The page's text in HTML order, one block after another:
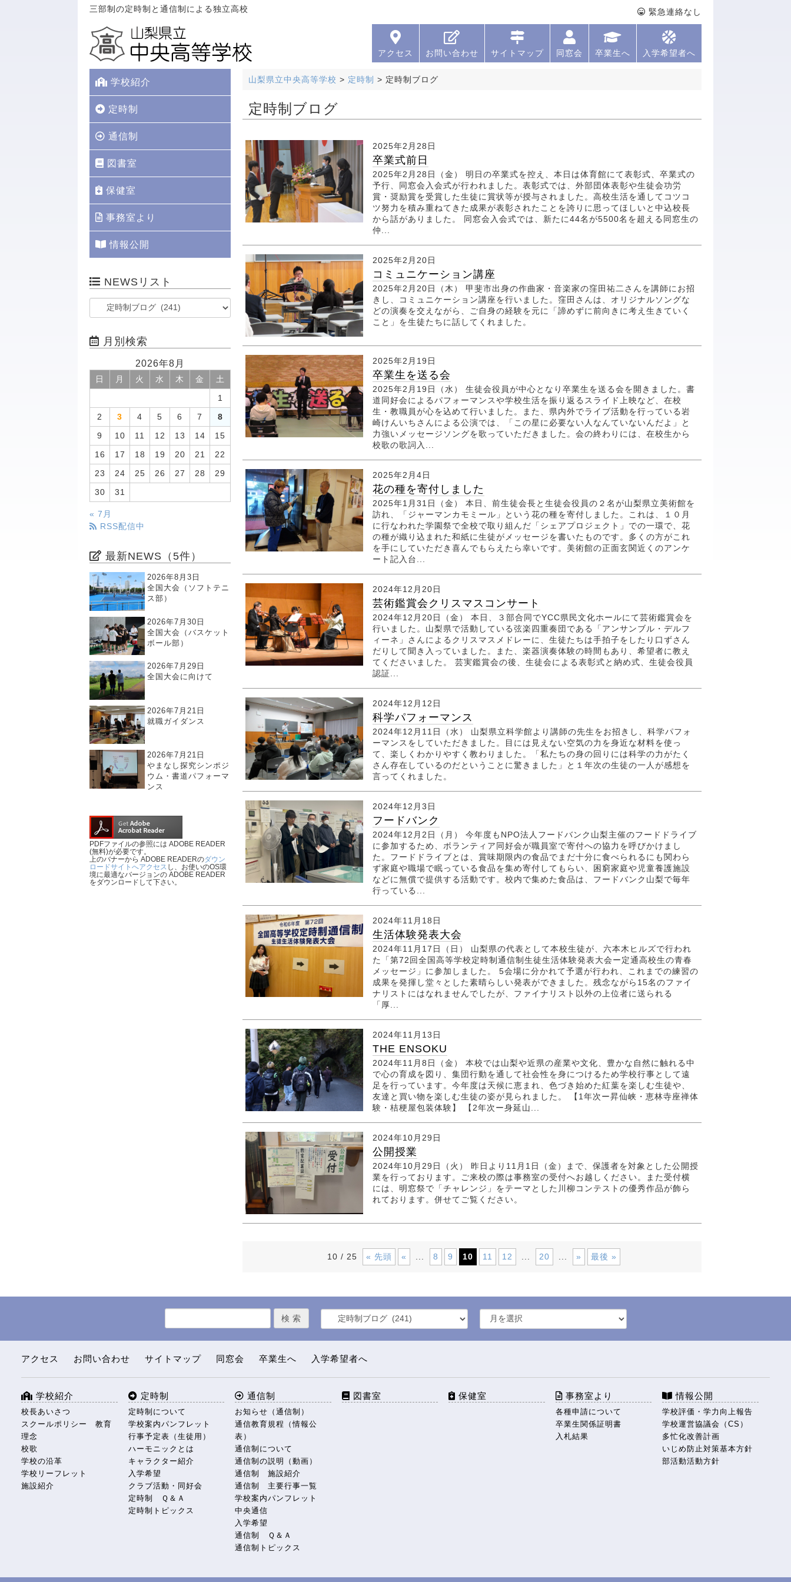
三部制の定時制と通信制による独立高校 緊急連絡なし
入学希望者へ
卒業生へ
同窓会
サイトマップ
お問い合わせ
アクセス
山梨県立中央高等学校 > 定時制 > 定時制ブログ
定時制ブログ
2025年2月28日
卒業式前日
2025年2月28日（金） 明日の卒業式を控え、本日は体育館にて表彰式、卒業式の
予行、同窓会入会式が行われました。表彰式では、外部団体表彰や生徒会功労
賞・奨励賞を受賞した生徒に賞状等が授与されました。高校生活を通してコツコ
ツ努力を積み重ねてきた成果が表彰されたことを誇りに思ってほしいと中込校長
から話がありました。 同窓会入会式では、新たに44名が5500名を超える同窓生の
仲...
2025年2月20日
コミュニケーション講座
2025年2月20日（木） 甲斐市出身の作曲家・音楽家の窪田祐二さんを講師にお招
きし、コミュニケーション講座を行いました。窪田さんは、オリジナルソングな
どの演奏を交えながら、ご自身の経験を元に「諦めずに前向きに考え生きていく
こと」を生徒たちに話してくれました。
2025年2月19日
卒業生を送る会
2025年2月19日（水） 生徒会役員が中心となり卒業生を送る会を開きました。書
道同好会によるパフォーマンスや学校生活を振り返るスライド上映など、在校
生・教職員が心を込めて行いました。また、県内外でライブ活動を行っている岩
崎けんいちさんによる公演では、「この星に必要ない人なんていないんだよ」と
力強いメッセージソングを歌っていただきました。会の終わりには、在校生から
校歌の歌詞入...
2025年2月4日
花の種を寄付しました
2025年1月31日（金） 本日、前生徒会長と生徒会役員の２名が山梨県立美術館を
訪れ、「ジャーマンカモミール」という花の種を寄付しました。これは、１０月
に行なわれた学園祭で全校で取り組んだ「シェアプロジェクト」での一環で、花
の種が織り込まれた和紙に生徒がメッセージを書いたものです。多くの方がこれ
を手にしていただき喜んでもらえたら幸いです。美術館の正面玄関近くのアンケ
ート記入台...
2024年12月20日
芸術鑑賞会クリスマスコンサート
2024年12月20日（金） 本日、３部合同でYCC県民文化ホールにて芸術鑑賞会を
行いました。山梨県で活動している弦楽四重奏団である「アンサンブル・デルフ
ィーネ」さんによるクリスマスメドレーに、生徒たちは手拍子をしたり口ずさん
だりして聞き入っていました。また、楽器演奏体験の時間もあり、希望者に教え
てくださいました。 芸実鑑賞会の後、生徒会による表彰式と納め式、生徒会役員
認証...
2024年12月12日
科学パフォーマンス
2024年12月11日（水） 山梨県立科学館より講師の先生をお招きし、科学パフォ
ーマンスをしていただきました。目には見えない空気の力を身近な材料を使っ
て、楽しくわかりやすく教わりました。「私たちの身の回りには科学の力がたく
さん存在しているのだということに驚きました」と１年次の生徒の一人が感想を
言ってくれました。
2024年12月3日
フードバンク
2024年12月2日（月） 今年度もNPO法人フードバンク山梨主催のフードドライブ
に参加するため、ボランティア同好会が職員室で寄付への協力を呼びかけまし
た。フードドライブとは、賞味期限内の食品でまだ十分に食べられるにも関わら
ず家庭や職場で眠っている食品を集め寄付してもらい、困窮家庭や児童養護施設
などに無償で提供する活動です。校内で集めた食品は、フードバンク山梨で毎年
行っている...
2024年11月18日
生活体験発表大会
2024年11月17日（日） 山梨県の代表として本校生徒が、六本木ヒルズで行われ
た「第72回全国高等学校定時制通信制生徒生活体験発表大会ー定通高校生の青春
メッセージ」に参加しました。 5会場に分かれて予選が行われ、これまでの練習の
成果を発揮し堂々とした素晴らしい発表ができました。残念ながら15名のファイ
ナリストにはなれませんでしたが、ファイナリスト以外の上位者に送られる
「厚...
2024年11月13日
THE ENSOKU
2024年11月8日（金） 本校では山梨や近県の産業や文化、豊かな自然に触れる中
で心の育成を図り、集団行動を通して社会性を身につけるため学校行事として遠
足を行っています。今年度は天候に恵まれ、色づき始めた紅葉を楽しむ生徒や、
友達と買い物を楽しむ生徒の姿が見られました。 【1年次ー昇仙峡・恵林寺座禅体
験・桔梗屋包装体験】 【2年次ー身延山...
2024年10月29日
公開授業
2024年10月29日（火） 昨日より11月1日（金）まで、保護者を対象とした公開授
業を行っております。ご来校の際は事務室の受付へお越しください。また受付横
には、明窓祭で「チャレンジ」をテーマとした川柳コンテストの優秀作品が飾ら
れております。併せてご覧ください。
10 / 25 « 先頭 « ... 8 9 10 11 12 ... 20 ... » 最後 »
学校紹介
定時制
通信制
図書室
保健室
事務室より
情報公開
NEWSリスト
月別検索
2026年8月
日 月 火 水 木 金 土
1
2 3 4 5 6 7 8
9 10 11 12 13 14 15
16 17 18 19 20 21 22
23 24 25 26 27 28 29
30 31
« 7月
RSS配信中
最新NEWS（5件）
2026年8月3日
全国大会（ソフトテニ
ス部）
2026年7月30日
全国大会（バスケット
ボール部）
2026年7月29日
全国大会に向けて
2026年7月21日
就職ガイダンス
2026年7月21日
やまなし探究シンポジ
ウム・書道パフォーマ
ンス
PDFファイルの参照には ADOBE READER
(無料)が必要です。
上のバナーから ADOBE READERのダウン
ロードサイトへアクセス し、お使いのOS環
境に最適なバージョンの ADOBE READER
をダウンロードして下さい。
アクセス お問い合わせ サイトマップ 同窓会 卒業生へ 入学希望者へ
学校紹介
校長あいさつ
スクールポリシー 教育
理念
校歌
学校の沿革
学校リーフレット
施設紹介
定時制
定時制について
学校案内パンフレット
行事予定表（生徒用）
ハーモニックとは
キャラクター紹介
入学希望
クラブ活動・同好会
定時制 Ｑ＆Ａ
定時制トピックス
通信制
お知らせ（通信制）
通信教育規程（情報公
表）
通信制について
通信制の説明（動画）
通信制 施設紹介
通信制 主要行事一覧
学校案内パンフレット
中央通信
入学希望
通信制 Ｑ＆Ａ
通信制トピックス
図書室 保健室 事務室より
各種申請について
卒業生関係証明書
入札結果
情報公開
学校評価・学力向上報告
学校運営協議会（CS）
多忙化改善計画
いじめ防止対策基本方針
部活動活動方針